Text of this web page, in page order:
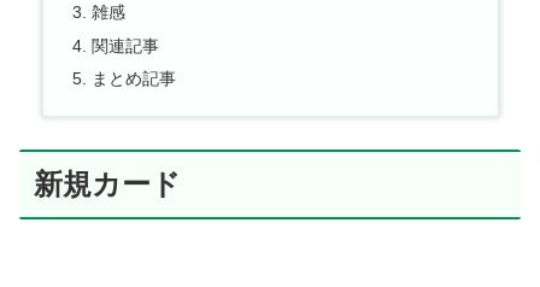
雑感
関連記事
まとめ記事
新規カード